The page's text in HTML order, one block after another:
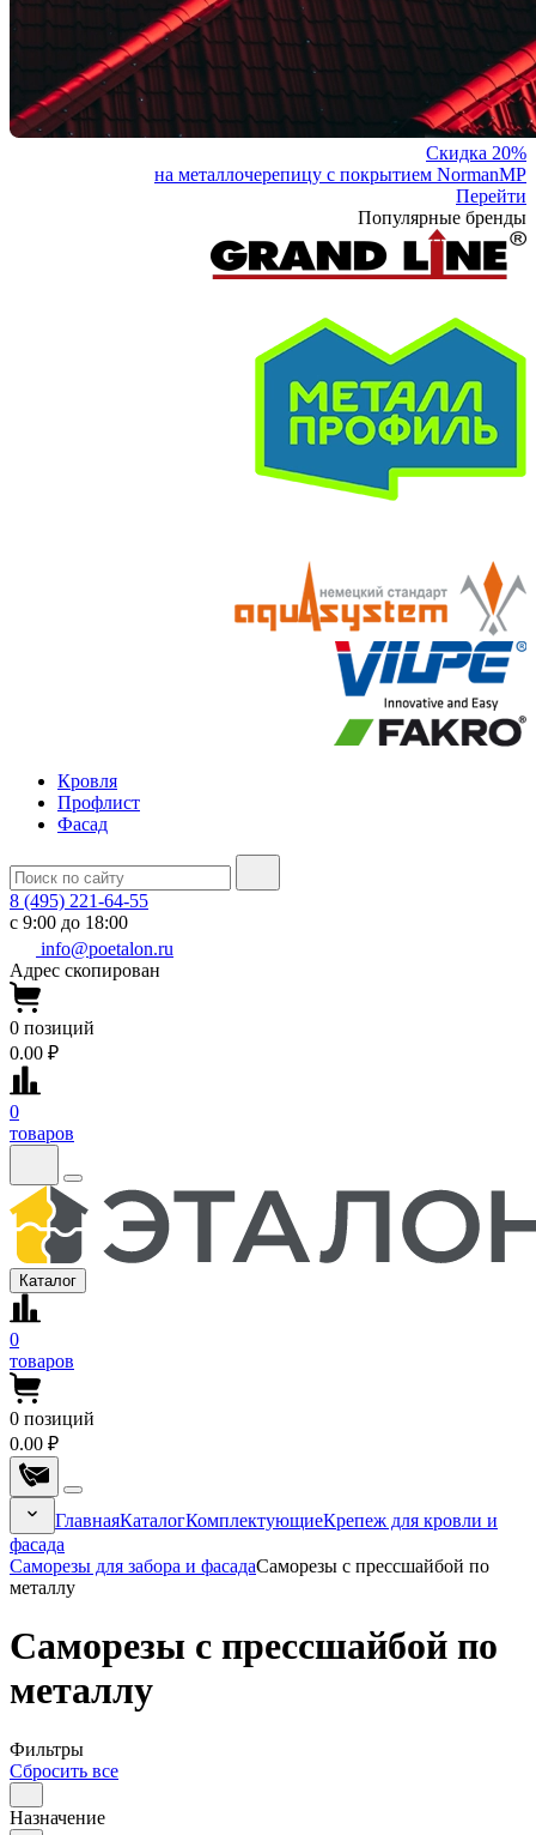
Скидка 20%
на металлочерепицу с покрытием NormanMP
Перейти
Популярные бренды
Кровля
Профлист
Фасад
8 (495) 221-64-55
с 9:00 до 18:00
info@poetalon.ru
Адрес скопирован
0 позиций
0.00 ₽
0
товаров
Каталог
0
товаров
0 позиций
0.00 ₽
ГлавнаяКаталогКомплектующиеКрепеж для кровли и
фасада
Саморезы для забора и фасадаСаморезы с прессшайбой по
металлу
Саморезы с прессшайбой по
металлу
Фильтры
Сбросить все
Назначение